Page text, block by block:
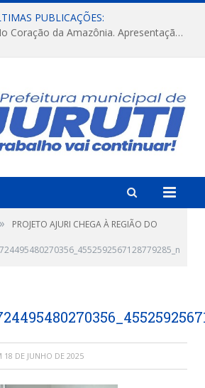
PUBLICAÇÕES:
FESTRIBAL 2026 – No Coração da Amazônia. Apresentação da Munduruku.
»
PROJETO AJURI CHEGA À REGIÃO DO
18 DE JUNHO DE 2025